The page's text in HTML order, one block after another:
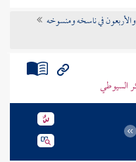
والأربعون في ناسخه ومنسوخه
السيوطي